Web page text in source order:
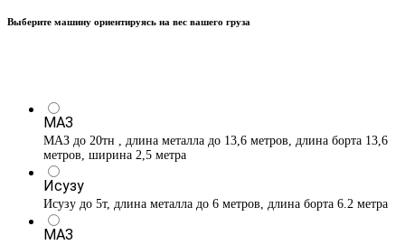
Выберите машину ориентируясь на вес вашего груза
МАЗ
МАЗ до 20тн , длина металла до 13,6 метров, длина борта 13,6
метров, ширина 2,5 метра
Исузу
Исузу до 5т, длина металла до 6 метров, длина борта 6.2 метра
МАЗ